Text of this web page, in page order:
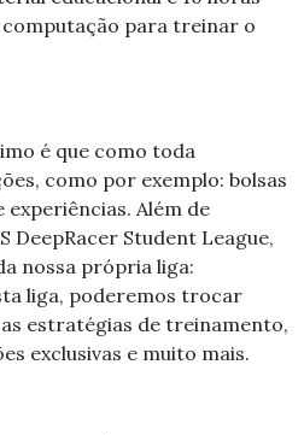
para treinar o
é que como toda
como por exemplo: bolsas
experiências. Além de
DeepRacer Student League,
nossa própria liga:
liga, poderemos trocar
estratégias de treinamento,
exclusivas e muito mais.